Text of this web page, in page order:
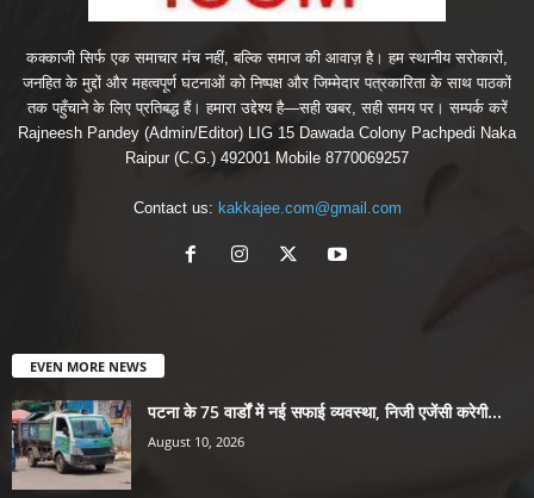
कक्काजी सिर्फ एक समाचार मंच नहीं, बल्कि समाज की आवाज़ है। हम स्थानीय सरोकारों,
जनहित के मुद्दों और महत्वपूर्ण घटनाओं को निष्पक्ष और जिम्मेदार पत्रकारिता के साथ पाठकों
तक पहुँचाने के लिए प्रतिबद्ध हैं। हमारा उद्देश्य है—सही खबर, सही समय पर। सम्पर्क करें
Rajneesh Pandey (Admin/Editor) LIG 15 Dawada Colony Pachpedi Naka
Raipur (C.G.) 492001 Mobile 8770069257
Contact us: kakkajee.com@gmail.com
EVEN MORE NEWS
पटना के 75 वार्डों में नई सफाई व्यवस्था, निजी एजेंसी करेगी...
August 10, 2026